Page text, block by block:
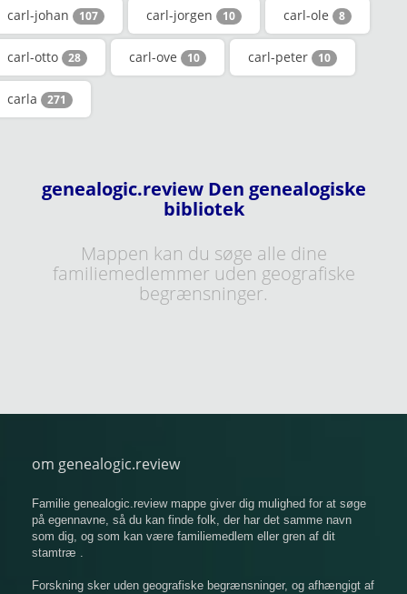
carl-johan 107 carl-jorgen 10 carl-ole 8
carl-otto 28 carl-ove 10 carl-peter 10
carla 271
genealogic.review Den genealogiske
bibliotek
Mappen kan du søge alle dine
familiemedlemmer uden geografiske
begrænsninger.
om genealogic.review
Familie genealogic.review mappe giver dig mulighed for at søge
på egennavne, så du kan finde folk, der har det samme navn
som dig, og som kan være familiemedlem eller gren af ​​dit
stamtræ .
Forskning sker uden geografiske begrænsninger, og afhængigt af